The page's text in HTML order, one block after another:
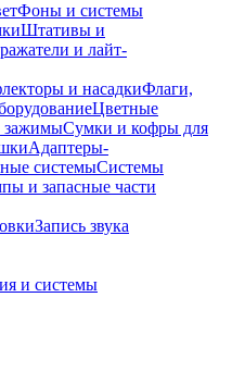
Фоны и системы
Штативы и
и лайт-
и насадкиФлаги,
Цветные
зажимыСумки и кофры для
Адаптеры-
системыСистемы
и запасные части
Запись звука
и системы